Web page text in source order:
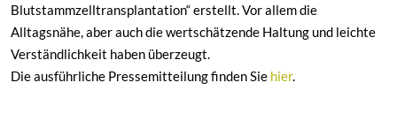
Blutstammzelltransplantation“ erstellt. Vor allem die
Alltagsnähe, aber auch die wertschätzende Haltung und leichte
Verständlichkeit haben überzeugt.
Die ausführliche Pressemitteilung finden Sie hier.